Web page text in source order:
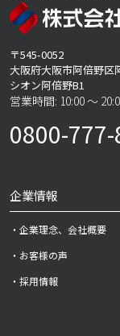
〒545-0052
大阪府大阪市阿倍野区
シオン阿倍野B1
営業時間: 10:00 ～
0800-
企業情報
・企業理念、会社概要
・お客様の声
・採用情報